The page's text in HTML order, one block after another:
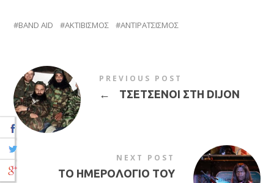
BAND AID ΑΚΤΙΒΙΣΜΟΣ ΑΝΤΙΡΑΤΣΙΣΜΟΣ
PREVIOUS POST
← ΤΣΕΤΣΕΝΟΙ ΣΤΗ DIJON
NEXT POST
ΤΟ ΗΜΕΡΟΛΟΓΙΟ ΤΟΥ